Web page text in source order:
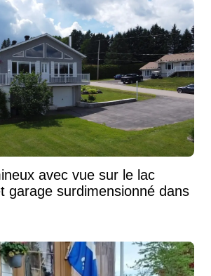
avec vue sur le lac
garage surdimensionné dans